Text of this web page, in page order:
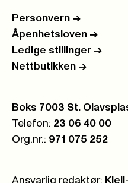
Personvern ->
Åpenhetsloven ->
Ledige stillinger ->
Nettbutikken ->
Postboks:
Boks 7003 St.
Telefon: 23 06 40 00
Org.nr.: 971 075 252
Ansvarlig redaktør: